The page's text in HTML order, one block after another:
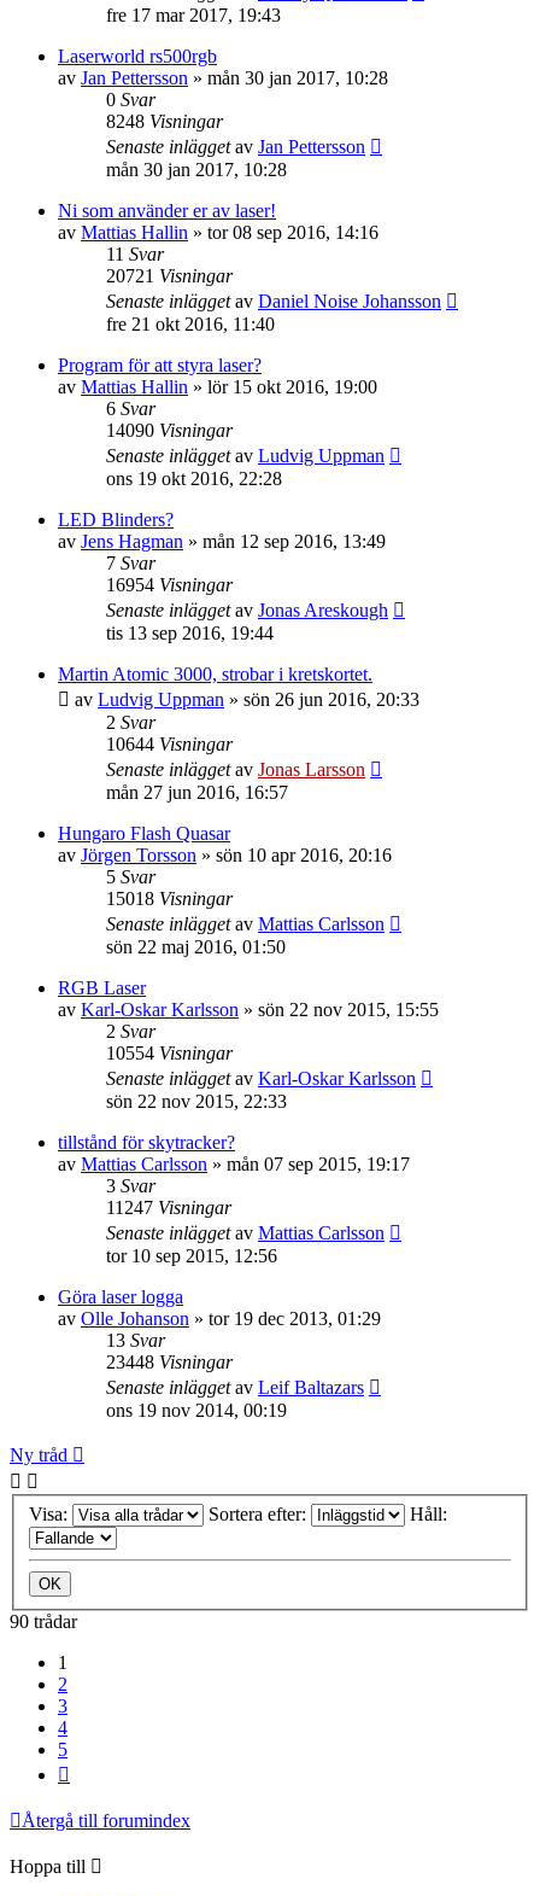
fre 17 mar 2017, 19:43
Laserworld rs500rgb
av Jan Pettersson » mån 30 jan 2017, 10:28
0 Svar
8248 Visningar
Senaste inläggetav Jan Pettersson
mån 30 jan 2017, 10:28
Ni som använder er av laser!
av Mattias Hallin » tor 08 sep 2016, 14:16
11 Svar
20721 Visningar
Senaste inläggetav Daniel Noise Johansson
fre 21 okt 2016, 11:40
Program för att styra laser?
av Mattias Hallin » lör 15 okt 2016, 19:00
6 Svar
14090 Visningar
Senaste inläggetav Ludvig Uppman
ons 19 okt 2016, 22:28
LED Blinders?
av Jens Hagman » mån 12 sep 2016, 13:49
7 Svar
16954 Visningar
Senaste inläggetav Jonas Areskough
tis 13 sep 2016, 19:44
Martin Atomic 3000, strobar i kretskortet.
av Ludvig Uppman » sön 26 jun 2016, 20:33
2 Svar
10644 Visningar
Senaste inläggetav Jonas Larsson
mån 27 jun 2016, 16:57
Hungaro Flash Quasar
av Jörgen Torsson » sön 10 apr 2016, 20:16
5 Svar
15018 Visningar
Senaste inläggetav Mattias Carlsson
sön 22 maj 2016, 01:50
RGB Laser
av Karl-Oskar Karlsson » sön 22 nov 2015, 15:55
2 Svar
10554 Visningar
Senaste inläggetav Karl-Oskar Karlsson
sön 22 nov 2015, 22:33
tillstånd för skytracker?
av Mattias Carlsson » mån 07 sep 2015, 19:17
3 Svar
11247 Visningar
Senaste inläggetav Mattias Carlsson
tor 10 sep 2015, 12:56
Göra laser logga
av Olle Johanson » tor 19 dec 2013, 01:29
13 Svar
23448 Visningar
Senaste inläggetav Leif Baltazars
ons 19 nov 2014, 00:19
Ny tråd
Visa: Sortera efter: Håll:
90 trådar
1
2
3
4
5
Återgå till forumindex
Hoppa till